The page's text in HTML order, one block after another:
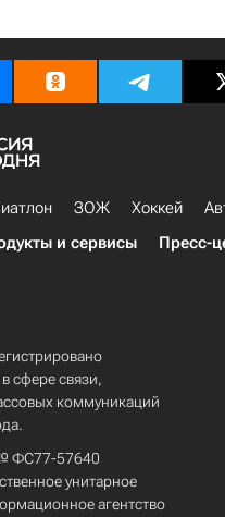
ЗОЖ Хоккей
и сервисы Пресс-
сфере связи,
коммуникаций
№ ФС77-57640
унитарное
агентство